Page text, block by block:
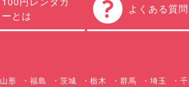
ーとは
よくある質問
山形 福島 茨城 栃木 群馬 埼玉